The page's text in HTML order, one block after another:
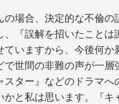
の場合、決定的な不倫の
、『誤解を招いたことは
ていますから、今後何か
で世間の非難の声が一層
スター』などのドラマへ
かと私は思います。『キ